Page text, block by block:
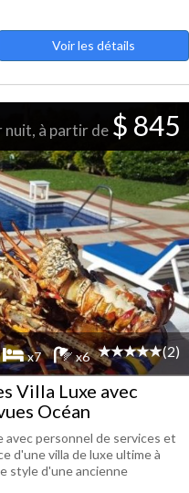
Voir les détails
nuit, à partir de $ 845
x7 x6 (2)
Villa Luxe avec
Océan
avec personnel de services et
d'une villa de luxe ultime à
style d'une ancienne